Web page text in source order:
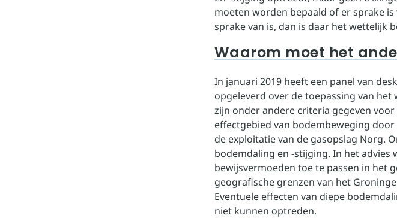
moeten worden bepaald of er sprake
sprake van is, dan is daar het wettelijk
Waarom moet het
In januari 2019 heeft een panel van
opgeleverd over de toepassing van
zijn onder andere criteria gegeven
effectgebied van bodembeweging
de exploitatie van de gasopslag Norg.
bodemdaling en -stijging. In het
bewijsvermoeden toe te passen in het
geografische grenzen van het
Eventuele effecten van diepe
niet kunnen optreden.